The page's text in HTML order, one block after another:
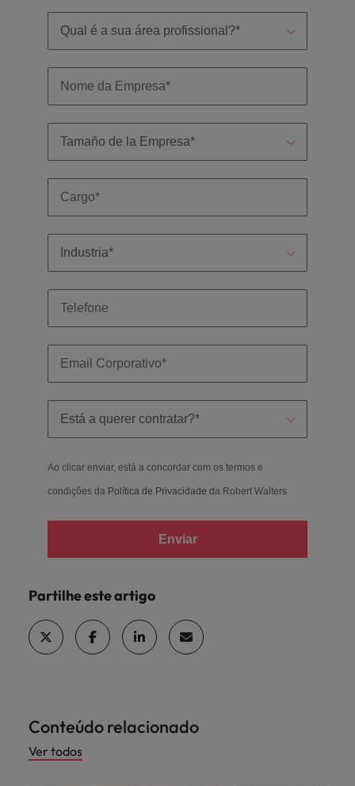
Ao clicar enviar, está a concordar com os termos e
condições da Política de Privacidade da Robert Walters
Enviar
Partilhe este artigo
Conteúdo relacionado
Ver todos